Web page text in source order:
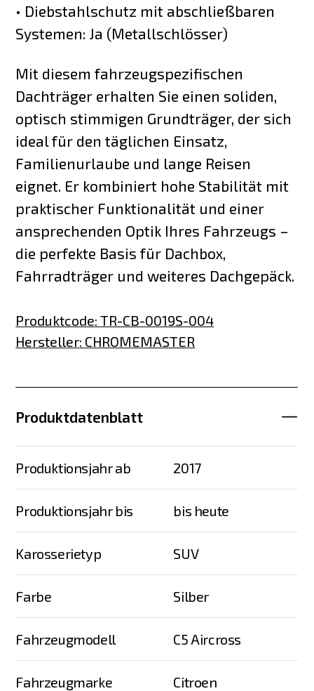
• Diebstahlschutz mit abschließbaren
Systemen: Ja (Metallschlösser)
Mit diesem fahrzeugspezifischen
Dachträger erhalten Sie einen soliden,
optisch stimmigen Grundträger, der sich
ideal für den täglichen Einsatz,
Familienurlaube und lange Reisen
eignet. Er kombiniert hohe Stabilität mit
praktischer Funktionalität und einer
ansprechenden Optik Ihres Fahrzeugs –
die perfekte Basis für Dachbox,
Fahrradträger und weiteres Dachgepäck.
Produktcode:TR-CB-0019S-004
Hersteller: CHROMEMASTER
Produktdatenblatt
Produktionsjahr ab 2017
Produktionsjahr bis bis heute
Karosserietyp SUV
Farbe Silber
Fahrzeugmodell C5 Aircross
Fahrzeugmarke Citroen